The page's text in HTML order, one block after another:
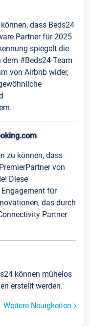
dass Beds24
Partner für 2025
spiegelt die
#Beds24-Team
von Airbnb wider,
zu können, dass
von
Diese
für
das durch
Partner
können mühelos
erstellt werden.
Weitere Neuigkeiten